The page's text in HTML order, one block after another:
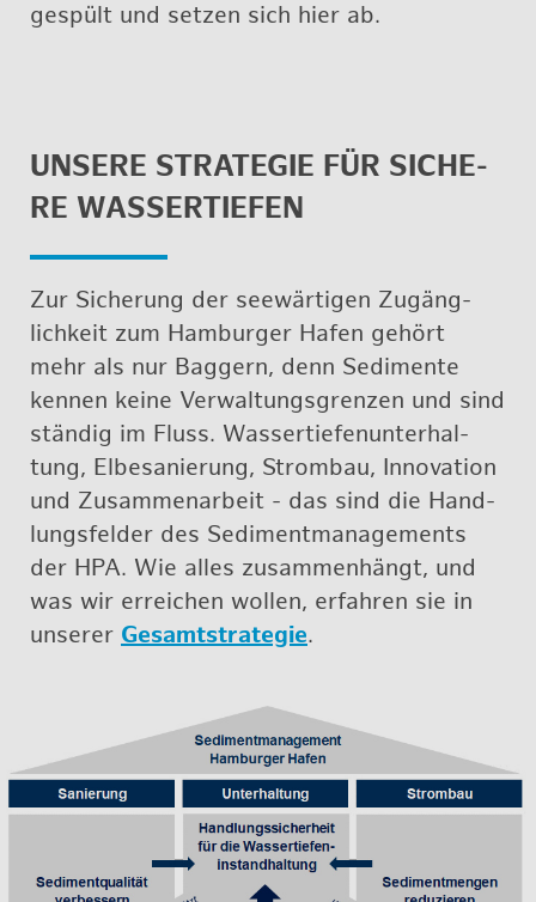
ge­spült und set­zen sich hier ab.
UN­SE­RE STRA­TE­GIE FÜR SI­CHE­
RE WAS­SER­TIE­FEN
Zur Si­che­rung der see­wär­ti­gen Zu­gäng­
lich­keit zum Ham­bur­ger Hafen ge­hört
mehr als nur Bag­gern, denn Se­di­men­te
ken­nen keine Ver­wal­tungs­gren­zen und sind
stän­dig im Fluss. Was­ser­tie­fen­un­ter­hal­
tung, El­be­sa­nie­rung, Strom­bau, In­no­va­ti­on
und Zu­sam­men­ar­beit - das sind die Hand­
lungs­fel­der des Se­di­ment­ma­nage­ments
der HPA. Wie alles zu­sam­men­hängt, und
was wir er­rei­chen wol­len, er­fah­ren sie in
un­se­rer Ge­samt­stra­te­gie.